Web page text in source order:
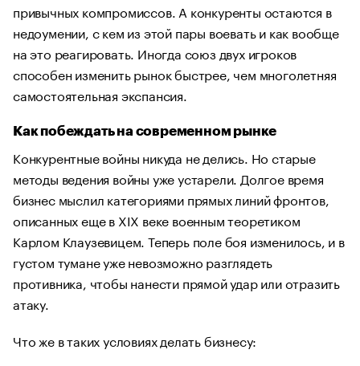
привычных компромиссов. А конкуренты остаются в
недоумении, с кем из этой пары воевать и как вообще
на это реагировать. Иногда союз двух игроков
способен изменить рынок быстрее, чем многолетняя
самостоятельная экспансия.
Как побеждать на современном рынке
Конкурентные войны никуда не делись. Но старые
методы ведения войны уже устарели. Долгое время
бизнес мыслил категориями прямых линий фронтов,
описанных еще в XIX веке военным теоретиком
Карлом Клаузевицем. Теперь поле боя изменилось, и в
густом тумане уже невозможно разглядеть
противника, чтобы нанести прямой удар или отразить
атаку.
Что же в таких условиях делать бизнесу: